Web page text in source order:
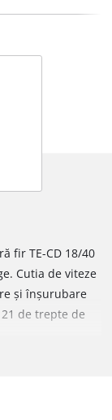
fir TE-CD 18/40
Cutia de viteze
și înșurubare
de trepte de
disponibilitate